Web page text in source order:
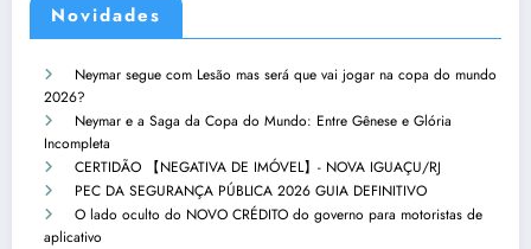
Novidades
Neymar segue com Lesão mas será que vai jogar na copa do mundo
2026?
Neymar e a Saga da Copa do Mundo: Entre Gênese e Glória
Incompleta
CERTIDÃO 【NEGATIVA DE IMÓVEL】- NOVA IGUAÇU/RJ
PEC DA SEGURANÇA PÚBLICA 2026 GUIA DEFINITIVO
O lado oculto do NOVO CRÉDITO do governo para motoristas de
aplicativo